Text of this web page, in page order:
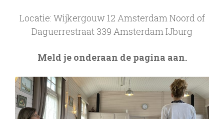
Locatie: Wijkergouw 12 Amsterdam Noord of
Daguerrestraat 339 Amsterdam IJburg
Meld je onderaan de pagina aan.